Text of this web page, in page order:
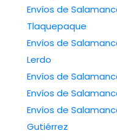
Envíos de
Tlaquepaque
Envíos de
Lerdo
Envíos de
Envíos de
Envíos de
Gutiérrez